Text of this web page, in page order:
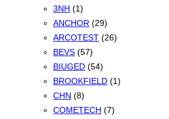
3NH (1)
ANCHOR (29)
ARCOTEST (26)
BEVS (57)
BIUGED (54)
BROOKFIELD (1)
CHN (8)
COMETECH (7)